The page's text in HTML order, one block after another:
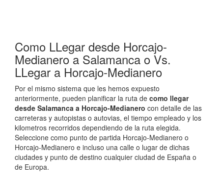
Como LLegar desde Horcajo-
Medianero a Salamanca o Vs.
LLegar a Horcajo-Medianero
Por el mismo sistema que les hemos expuesto
anteriormente, pueden planificar la ruta de como llegar
desde Salamanca a Horcajo-Medianero con detalle de las
carreteras y autopistas o autovias, el tiempo empleado y los
kilometros recorridos dependiendo de la ruta elegida.
Seleccione como punto de partida Horcajo-Medianero o
Horcajo-Medianero e incluso una calle o lugar de dichas
ciudades y punto de destino cualquier ciudad de España o
de Europa.